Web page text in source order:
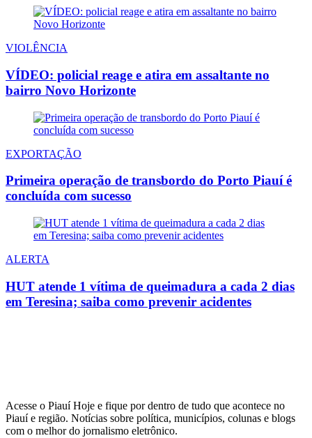
VIOLÊNCIA
VÍDEO: policial reage e atira em assaltante no
bairro Novo Horizonte
EXPORTAÇÃO
Primeira operação de transbordo do Porto Piauí é
concluída com sucesso
ALERTA
HUT atende 1 vítima de queimadura a cada 2 dias
em Teresina; saiba como prevenir acidentes
Acesse o Piauí Hoje e fique por dentro de tudo que acontece no
Piauí e região. Notícias sobre política, municípios, colunas e blogs
com o melhor do jornalismo eletrônico.